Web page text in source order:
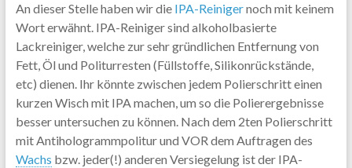
An dieser Stelle haben wir die IPA-Reinigernoch mit keinem
Wort erwähnt. IPA-Reiniger sind alkoholbasierte
Lackreiniger, welche zur sehr gründlichen Entfernung von
Fett, Öl und Politurresten (Füllstoffe, Silikonrückstände,
etc) dienen. Ihr könnte zwischen jedem Polierschritt einen
kurzen Wisch mit IPA machen, um so die Polierergebnisse
besser untersuchen zu können. Nach dem 2ten Polierschritt
mit Antihologrammpolitur und VOR dem Auftragen des
Wachs bzw. jeder(!) anderen Versiegelung ist der IPA-